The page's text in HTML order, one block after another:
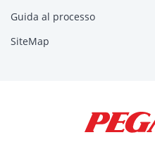
Guida al processo
SiteMap